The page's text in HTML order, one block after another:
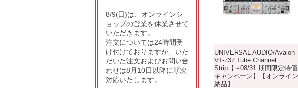
UNIVERSAL AUDIO/Avalon
VT-737 Tube Channel
Strip【～08/31 期間限定特価
キャンペーン】【オンライン
納品】
8/9(日)は、オンラインシ
ョップの営業を休業させて
いただきます。
注文については24時間受
け付けておりますが、いた
だいた注文およびお問い合
わせは8月10日以降に順次
対応いたします。